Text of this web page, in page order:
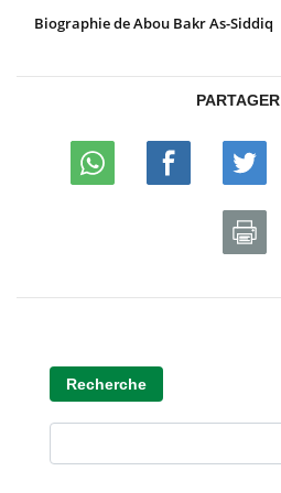
Biographie de Abou Bakr As-Siddiq
PARTAGER
Recherche